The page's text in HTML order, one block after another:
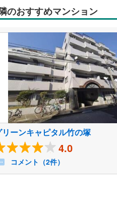
のおすすめマンション
リーンキャピタル竹の塚
4.0
コメント（2件）